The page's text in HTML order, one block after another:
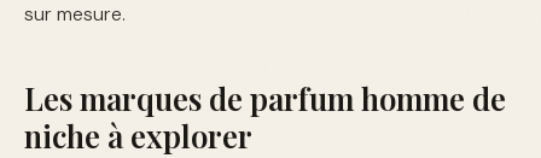
sur mesure.
Les marques de parfum homme de
niche à explorer